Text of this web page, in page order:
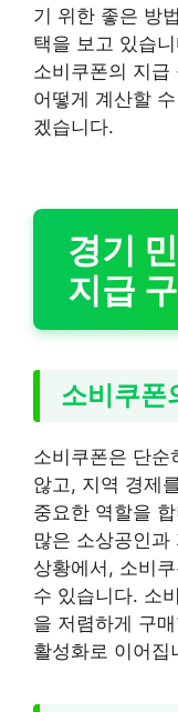
기 위한 좋은 방
택을 보고 있습
소비쿠폰의 지급
어떻게 계산할
겠습니다.
경기
지급
소비쿠폰
소비쿠폰은 단순
않고, 지역 경제
중요한 역할을
많은 소상공인과
상황에서, 소비
수 있습니다. 소
을 저렴하게 구
활성화로 이어집